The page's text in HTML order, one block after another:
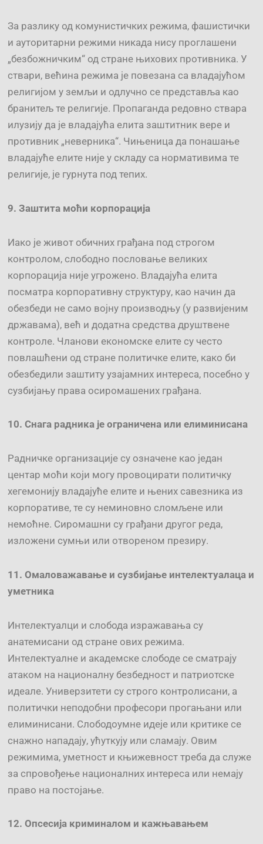
За разлику од комунистичких режима, фашистички
и ауторитарни режими никада нису проглашени
„безбожничким“ од стране њихових противника. У
ствари, већина режима је повезана са владајућом
религијом у земљи и одлучно се представља као
бранитељ те религије. Пропаганда редовно ствара
илузију да je владајућa елитa заштитник вере и
противник „неверника“. Чињеница да понашање
владајуће елите није у складу са нормативима те
религије, је гурнута под тепих.
9. Заштита моћи корпорација
Иако је живот обичних грађана под строгом
контролом, слободно пословање великих
корпорација није угрожено. Владајућа елита
посматра корпоративну структуру, као начин да
обезбеди не само војну производњу (у развијеним
државама), већ и додатна средства друштвене
контроле. Чланови економске елите су често
повлашћени од стране политичке елите, како би
обезбедили заштиту узајамних интереса, посебно у
сузбијању права осиромашених грађана.
10. Снага радника је ограничена или елиминисана
Радничке организације су означене као један
центар моћи који могу провоцирати политичку
хегемонију владајуће елите и њених савезника из
корпоративе, те су неминовно сломљене или
немоћне. Сиромашни су грађани другог реда,
изложени сумњи или отвореном презиру.
11. Омаловажавање и сузбијање интелектуалаца и
уметника
Интелектуалци и слобода изражавања су
анатемисани од стране ових режима.
Интелектуалне и академске слободе се сматрају
атаком на националну безбедност и патриотске
идеале. Универзитети су строго контролисани, а
политички неподобни професори прогањани или
елиминисани. Слободоумне идеје или критике се
снажно нападају, ућуткују или сламају. Овим
режимима, уметност и књижевност треба да служе
за спровођење националних интереса или немају
право на постојање.
12. Опсесија криминалом и кажњавањем